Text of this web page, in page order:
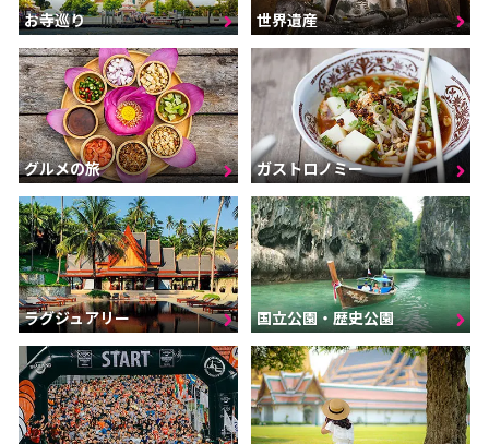
お寺巡り 世界遺産
グルメの旅 ガストロノミー
ラグジュアリー 国立公園・歴史公園